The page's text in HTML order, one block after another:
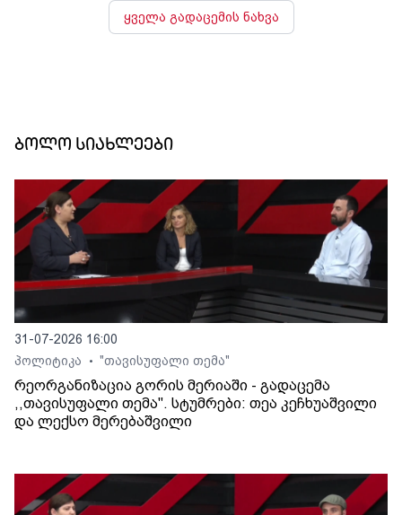
ყველა გადაცემის ნახვა
ბოლო სიახლეები
31-07-2026 16:00
პოლიტიკა
• "თავისუფალი თემა"
რეორგანიზაცია გორის მერიაში - გადაცემა
,,თავისუფალი თემა". სტუმრები: თეა კეჩხუაშვილი
და ლექსო მერებაშვილი